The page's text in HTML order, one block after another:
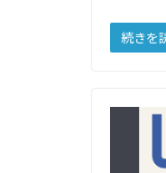
続きを